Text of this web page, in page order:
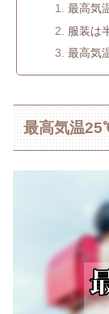
最高気
服装は
最高気
最高気温